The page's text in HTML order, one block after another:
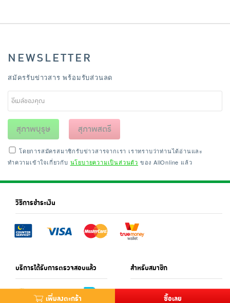
เพิ่มลงตะกร้า ซื้อเลย
NEWSLETTER
สมัครรับข่าวสาร พร้อมรับส่วนลด
สุภาพบุรุษ สุภาพสตรี
โดยการสมัครสมาชิกรับข่าวสารจากเรา เราทราบว่าท่านได้อ่านและ
ทำความเข้าใจเกี่ยวกับ นโยบายความเป็นส่วนตัว ของ AllOnline แล้ว
วิธีการชำระเงิน
บริการได้รับการตรวจสอบแล้ว สำหรับสมาชิก